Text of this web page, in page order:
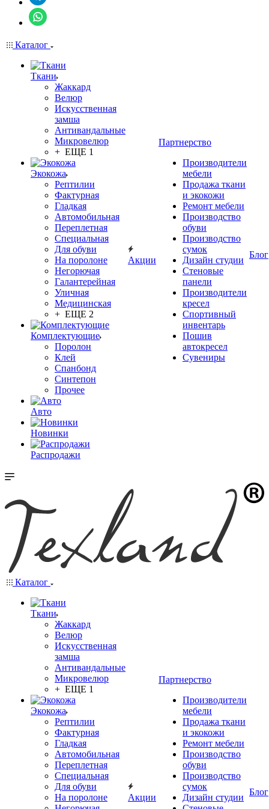
Каталог
Ткани
Жаккард
Велюр
Искусственная
замша
Антивандальные
Микровелюр
+ ЕЩЕ 1
Экокожа
Рептилии
Фактурная
Гладкая
Автомобильная
Переплетная
Специальная
Для обуви
На поролоне
Негорючая
Галантерейная
Уличная
Медицинская
+ ЕЩЕ 2
Комплектующие
Поролон
Клей
Спанбонд
Синтепон
Прочее
Авто
Новинки
Распродажи
Акции
Партнерство
Производители
мебели
Продажа ткани
и экокожи
Ремонт мебели
Производство
обуви
Производство
сумок
Дизайн студии
Стеновые
панели
Производители
кресел
Спортивный
инвентарь
Пошив
автокресел
Сувениры
Блог
Каталог
Ткани
Жаккард
Велюр
Искусственная
замша
Антивандальные
Микровелюр
+ ЕЩЕ 1
Экокожа
Рептилии
Фактурная
Гладкая
Автомобильная
Переплетная
Специальная
Для обуви
На поролоне
Акции
Партнерство
Производители
мебели
Продажа ткани
и экокожи
Ремонт мебели
Производство
обуви
Производство
сумок
Дизайн студии
Блог